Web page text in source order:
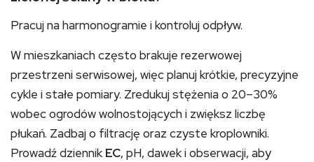
Pracuj na harmonogramie i kontroluj odpływ.
W mieszkaniach często brakuje rezerwowej
przestrzeni serwisowej, więc planuj krótkie, precyzyjne
cykle i stałe pomiary. Zredukuj stężenia o 20–30%
wobec ogrodów wolnostojących i zwiększ liczbę
płukań. Zadbaj o filtrację oraz czyste kroplowniki.
Prowadź dziennik EC, pH, dawek i obserwacji, aby